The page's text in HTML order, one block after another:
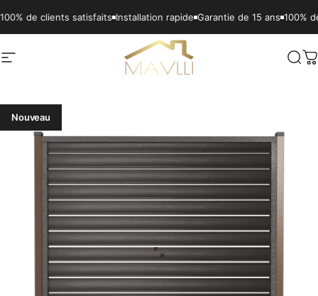
satisfaits Installation rapide Garantie de 15 ans 100% de clients
Navigation Mavlli
Nouveau